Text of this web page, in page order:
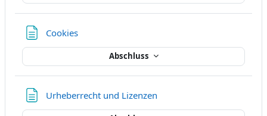
CookiesTextseite
Abschluss
Urheberrecht und Lizenzen